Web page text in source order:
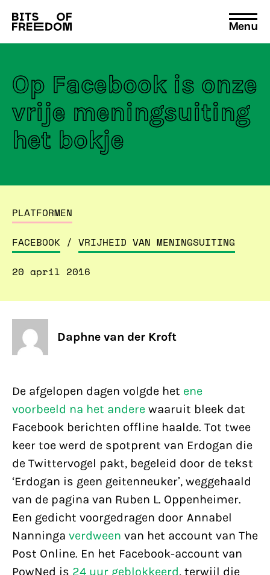
Search
for:
Menu
Op Facebook is onze
vrije meningsuiting
het bokje
PLATFORMEN
FACEBOOK / VRIJHEID VAN MENINGSUITING
20 april 2016
Daphne van der Kroft
De afgelopen dagen volgde het ene
voorbeeld na het andere waaruit bleek dat
Facebook berichten offline haalde. Tot twee
keer toe werd de spotprent van Erdogan die
de Twittervogel pakt, begeleid door de tekst
‘Erdogan is geen geitenneuker’, weggehaald
van de pagina van Ruben L. Oppenheimer.
Een gedicht voorgedragen door Annabel
Nanninga verdween van het account van The
Post Online. En het Facebook-account van
PowNed is 24 uur geblokkeerd, terwijl die